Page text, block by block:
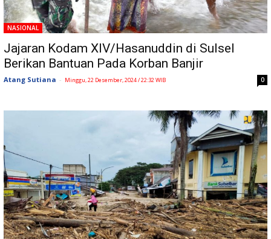
NASIONAL
Jajaran Kodam XIV/Hasanuddin di Sulsel
Berikan Bantuan Pada Korban Banjir
Atang Sutiana - Minggu, 22 Desember, 2024 / 22:32 WIB 0